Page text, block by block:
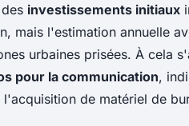
investissements initiaux
mais l'estimation annuelle
urbaines prisées. À cela
pour la communication,
de matériel de